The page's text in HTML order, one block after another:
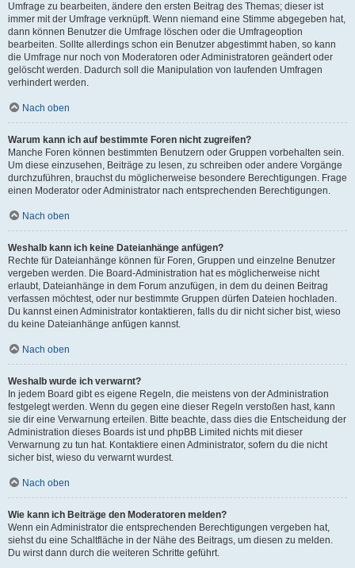
Umfrage zu bearbeiten, ändere den ersten Beitrag des Themas; dieser ist
immer mit der Umfrage verknüpft. Wenn niemand eine Stimme abgegeben hat,
dann können Benutzer die Umfrage löschen oder die Umfrageoption
bearbeiten. Sollte allerdings schon ein Benutzer abgestimmt haben, so kann
die Umfrage nur noch von Moderatoren oder Administratoren geändert oder
gelöscht werden. Dadurch soll die Manipulation von laufenden Umfragen
verhindert werden.
Nach oben
Warum kann ich auf bestimmte Foren nicht zugreifen?
Manche Foren können bestimmten Benutzern oder Gruppen vorbehalten sein.
Um diese einzusehen, Beiträge zu lesen, zu schreiben oder andere Vorgänge
durchzuführen, brauchst du möglicherweise besondere Berechtigungen. Frage
einen Moderator oder Administrator nach entsprechenden Berechtigungen.
Nach oben
Weshalb kann ich keine Dateianhänge anfügen?
Rechte für Dateianhänge können für Foren, Gruppen und einzelne Benutzer
vergeben werden. Die Board-Administration hat es möglicherweise nicht
erlaubt, Dateianhänge in dem Forum anzufügen, in dem du deinen Beitrag
verfassen möchtest, oder nur bestimmte Gruppen dürfen Dateien hochladen.
Du kannst einen Administrator kontaktieren, falls du dir nicht sicher bist, wieso
du keine Dateianhänge anfügen kannst.
Nach oben
Weshalb wurde ich verwarnt?
In jedem Board gibt es eigene Regeln, die meistens von der Administration
festgelegt werden. Wenn du gegen eine dieser Regeln verstoßen hast, kann
sie dir eine Verwarnung erteilen. Bitte beachte, dass dies die Entscheidung der
Administration dieses Boards ist und phpBB Limited nichts mit dieser
Verwarnung zu tun hat. Kontaktiere einen Administrator, sofern du die nicht
sicher bist, wieso du verwarnt wurdest.
Nach oben
Wie kann ich Beiträge den Moderatoren melden?
Wenn ein Administrator die entsprechenden Berechtigungen vergeben hat,
siehst du eine Schaltfläche in der Nähe des Beitrags, um diesen zu melden.
Du wirst dann durch die weiteren Schritte geführt.